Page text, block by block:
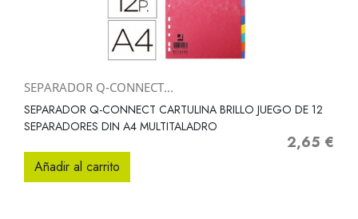
SEPARADOR Q-CONNECT...
SEPARADOR Q-CONNECT CARTULINA BRILLO JUEGO DE 12
SEPARADORES DIN A4 MULTITALADRO
Precio
2,65 €
Añadir al carrito